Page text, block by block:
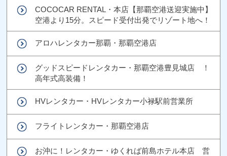
COCOCAR RENTAL・本店【那覇空港送迎実施中】
空港より15分。スピード受付出発でリゾート地へ！
アロハレンタカー那覇・那覇空港店
グッドスピードレンタカー・那覇空港豊見城店 ！
高年式高装備！
HVレンタカー・HVレンタカー小禄駅前営業所
フライトレンタカー・那覇空港店
お沖に！レンタカー・ゆくれば前島ホテル本店 営